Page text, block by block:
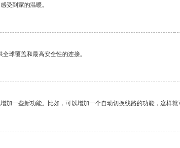
受到家的温暖。
球覆盖和最高安全性的连接。
加一些新功能。比如，可以增加一个自动切换线路的功能，这样